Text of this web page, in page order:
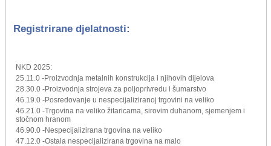
Registrirane djelatnosti:
NKD 2025:
25.11.0 -Proizvodnja metalnih konstrukcija i njihovih dijelova
28.30.0 -Proizvodnja strojeva za poljoprivredu i šumarstvo
46.19.0 -Posredovanje u nespecijaliziranoj trgovini na veliko
46.21.0 -Trgovina na veliko žitaricama, sirovim duhanom, sjemenjem i
stočnom hranom
46.90.0 -Nespecijalizirana trgovina na veliko
47.12.0 -Ostala nespecijalizirana trgovina na malo